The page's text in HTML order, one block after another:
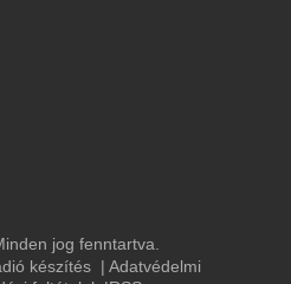
jog fenntartva.
készítés | Adatvédelmi